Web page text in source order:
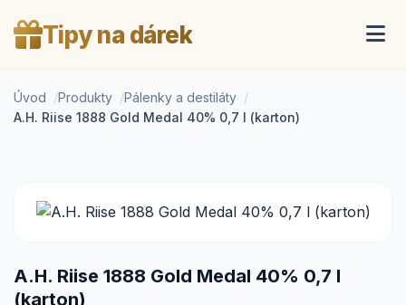
Tipy na dárek
Úvod Produkty
Pálenky a destiláty
A.H. Riise 1888 Gold Medal 40% 0,7 l (karton)
A.H. Riise 1888 Gold Medal 40% 0,7 l
(karton)